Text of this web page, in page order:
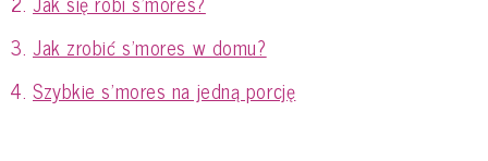
Jak zrobić s'mores w domu?
Szybkie s'mores na jedną porcję